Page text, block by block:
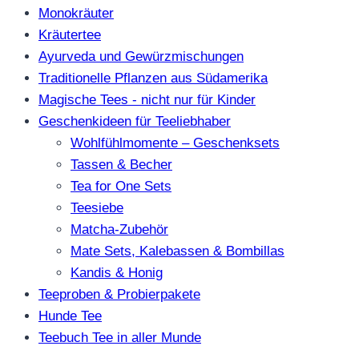
Monokräuter
Kräutertee
Ayurveda und Gewürzmischungen
Traditionelle Pflanzen aus Südamerika
Magische Tees - nicht nur für Kinder
Geschenkideen für Teeliebhaber
Wohlfühlmomente – Geschenksets
Tassen & Becher
Tea for One Sets
Teesiebe
Matcha-Zubehör
Mate Sets, Kalebassen & Bombillas
Kandis & Honig
Teeproben & Probierpakete
Hunde Tee
Teebuch Tee in aller Munde